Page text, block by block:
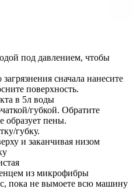
под давлением, чтобы
сначала нанесите
поверхность.
в 5л воды
губкой. Обратите
образует пены.
губку.
и заканчивая низом
из микрофибры
пока не вымоете всю машину